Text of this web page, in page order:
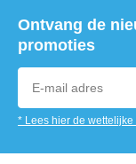
Ontvang de
promoties
* Lees hier de